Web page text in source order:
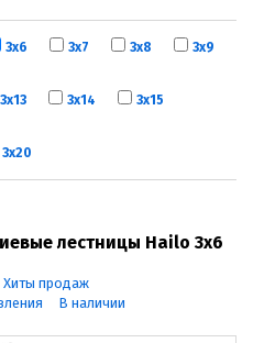
3х6 3х7 3х8 3х9
3х13 3х14 3х15
3х20
лестницы Hailo 3х6
Хиты продаж
В наличии